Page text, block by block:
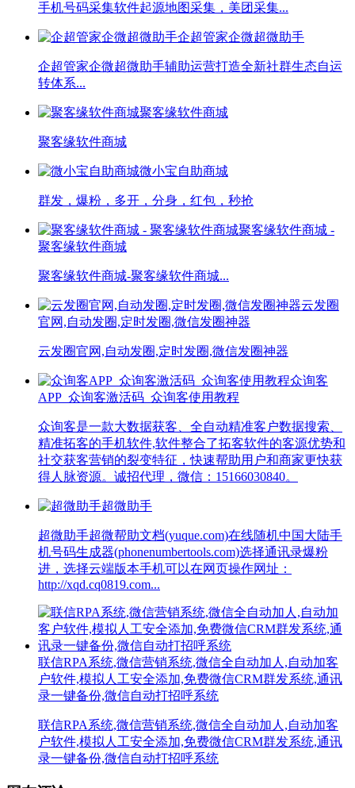
手机号码采集软件起源地图采集，美团采集...
企超管家企微超微助手
企超管家企微超微助手辅助运营打造全新社群生态自运
转体系...
聚客缘软件商城
聚客缘软件商城
微小宝自助商城
群发，爆粉，多开，分身，红包，秒抢
聚客缘软件商城 -
聚客缘软件商城
聚客缘软件商城-聚客缘软件商城...
云发圈
官网,自动发圈,定时发圈,微信发圈神器
云发圈官网,自动发圈,定时发圈,微信发圈神器
众询客
APP_众询客激活码_众询客使用教程
众询客是一款大数据获客、全自动精准客户数据搜索、
精准拓客的手机软件,软件整合了拓客软件的客源优势和
社交获客营销的裂变特征，快速帮助用户和商家更快获
得人脉资源。诚招代理，微信：15166030840。
超微助手
超微助手超微帮助文档(yuque.com)在线随机中国大陆手
机号码生成器(phonenumbertools.com)选择通讯录爆粉
进，选择云端版本手机可以在网页操作网址：
http://xqd.cq0819.com...
联信RPA系统,微信营销系统,微信全自动加人,自动加客
户软件,模拟人工安全添加,免费微信CRM群发系统,通讯
录一键备份,微信自动打招呼系统
联信RPA系统,微信营销系统,微信全自动加人,自动加客
户软件,模拟人工安全添加,免费微信CRM群发系统,通讯
录一键备份,微信自动打招呼系统